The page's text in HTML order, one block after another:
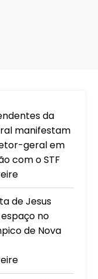
da
manifestam
geral em
com o STF
de Jesus
no
de Nova